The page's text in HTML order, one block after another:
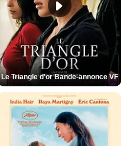
Le Triangle d'or Bande-annonce VF